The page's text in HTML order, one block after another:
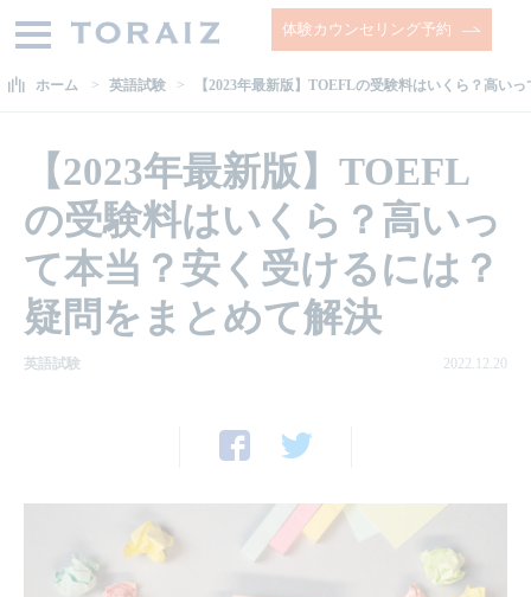
体験カウンセリング予約
ホーム 英語試験 【2023年最新版】TOEFLの受験料はいくら？高い
【2023年最新版】TOEFL
の受験料はいくら？高いっ
て本当？安く受けるには？
疑問をまとめて解決
英語試験 2022.12.20